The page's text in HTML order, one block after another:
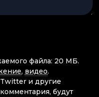
файла: 20 МБ.
, видео.
и другие
будут